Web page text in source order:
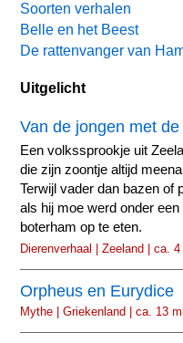
Soorten verhalen
Belle en het Beest
De rattenvanger van
Uitgelicht
Van de jongen met de
Een volkssprookje uit
die zijn zoontje altijd
Terwijl vader dan bazen of
als hij moe werd onder
boterham op te eten.
Dierenverhaal | Zeeland | ca. 4
Orpheus en Eurydice
Mythe | Griekenland | ca. 13